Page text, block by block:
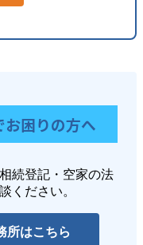
困りの方へ
続登記・空家の法
ください。
所はこちら